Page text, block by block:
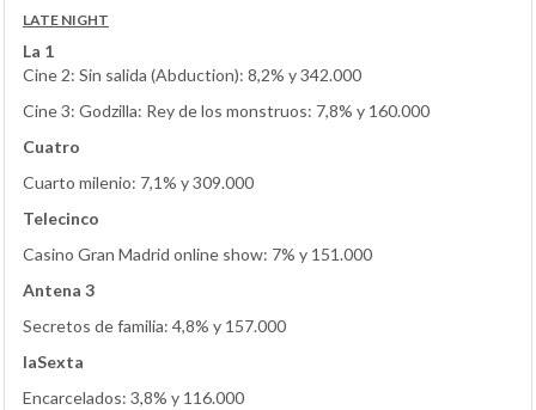
LATE NIGHT
La 1
Cine 2: Sin salida (Abduction): 8,2% y 342.000
Cine 3: Godzilla: Rey de los monstruos: 7,8% y 160.000
Cuatro
Cuarto milenio: 7,1% y 309.000
Telecinco
Casino Gran Madrid online show: 7% y 151.000
Antena 3
Secretos de familia: 4,8% y 157.000
laSexta
Encarcelados: 3,8% y 116.000